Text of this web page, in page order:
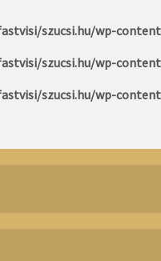
szucsi.hu/wp-
szucsi.hu/wp-
szucsi.hu/wp-